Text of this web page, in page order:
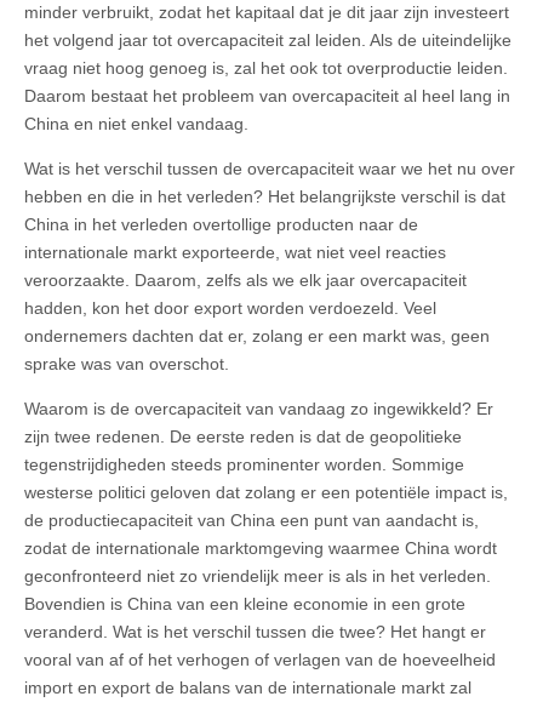
minder verbruikt, zodat het kapitaal dat je dit jaar zijn investeert
het volgend jaar tot overcapaciteit zal leiden. Als de uiteindelijke
vraag niet hoog genoeg is, zal het ook tot overproductie leiden.
Daarom bestaat het probleem van overcapaciteit al heel lang in
China en niet enkel vandaag.
Wat is het verschil tussen de overcapaciteit waar we het nu over
hebben en die in het verleden? Het belangrijkste verschil is dat
China in het verleden overtollige producten naar de
internationale markt exporteerde, wat niet veel reacties
veroorzaakte. Daarom, zelfs als we elk jaar overcapaciteit
hadden, kon het door export worden verdoezeld. Veel
ondernemers dachten dat er, zolang er een markt was, geen
sprake was van overschot.
Waarom is de overcapaciteit van vandaag zo ingewikkeld? Er
zijn twee redenen. De eerste reden is dat de geopolitieke
tegenstrijdigheden steeds prominenter worden. Sommige
westerse politici geloven dat zolang er een potentiële impact is,
de productiecapaciteit van China een punt van aandacht is,
zodat de internationale marktomgeving waarmee China wordt
geconfronteerd niet zo vriendelijk meer is als in het verleden.
Bovendien is China van een kleine economie in een grote
veranderd. Wat is het verschil tussen die twee? Het hangt er
vooral van af of het verhogen of verlagen van de hoeveelheid
import en export de balans van de internationale markt zal